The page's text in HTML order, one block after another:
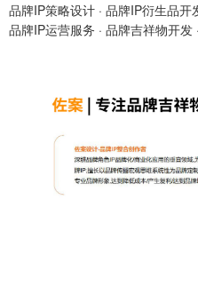
品牌IP策略设计 · 品牌IP衍生品开
品牌IP运营服务 · 品牌吉祥物开发 ·